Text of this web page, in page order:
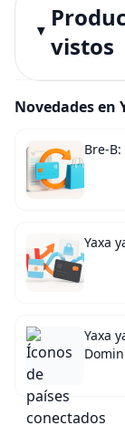
vistos
Novedades en
Bre-
Yaxa
Yaxa